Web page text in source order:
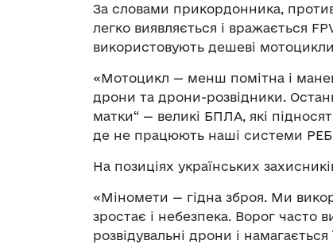
За словами прикордонника,
легко виявляється і вражається
використовують дешеві
«Мотоцикл — менш помітна і
дрони та дрони-розвідники.
матки“ — великі БПЛА, які
де не працюють наші системи
На позиціях українських
«Міномети — гідна зброя. Ми
зростає і небезпека. Ворог часто
розвідувальні дрони і